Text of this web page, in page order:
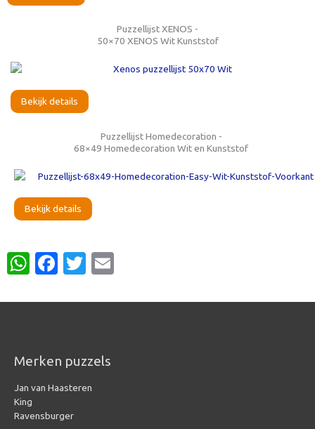
Puzzellijst XENOS -
50×70 XENOS Wit Kunststof
Bekijk details
Puzzellijst Homedecoration -
68×49 Homedecoration Wit en Kunststof
Bekijk details
W
at
A
p
Fa
e
o
o
k
T
it
r
ail
Merken puzzels
Jan van Haasteren
King
Ravensburger